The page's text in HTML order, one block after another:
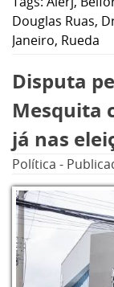
Douglas Ruas,
Janeiro, Rueda
Disputa
Mesquita
já nas
Política -